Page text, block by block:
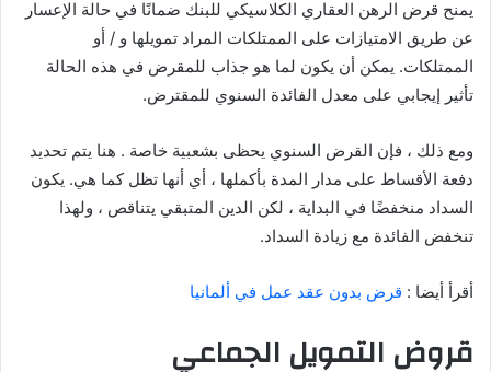
يمنح قرض الرهن العقاري الكلاسيكي للبنك ضمانًا في حالة الإعسار
عن طريق الامتيازات على الممتلكات المراد تمويلها و / أو
الممتلكات. يمكن أن يكون لما هو جذاب للمقرض في هذه الحالة
تأثير إيجابي على معدل الفائدة السنوي للمقترض.
ومع ذلك ، فإن القرض السنوي يحظى بشعبية خاصة . هنا يتم تحديد
دفعة الأقساط على مدار المدة بأكملها ، أي أنها تظل كما هي. يكون
السداد منخفضًا في البداية ، لكن الدين المتبقي يتناقص ، ولهذا
تنخفض الفائدة مع زيادة السداد.
أقرأ أيضا : قرض بدون عقد عمل في ألمانيا
قروض التمويل الجماعي